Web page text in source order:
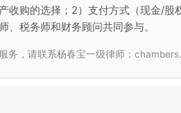
收购的选择；2）支付方式（现金/股
税务师和财务顾问共同参与。
务，请联系杨春宝一级律师：